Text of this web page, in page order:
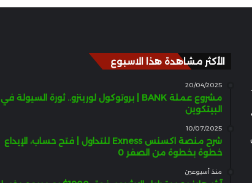
الأكثر مشاهدة هذا الاسبوع
20/04/2025
مشروع عملة BANK | بروتوكول لورينزو.. ثورة السيولة في
البيتكوين
10/07/2025
شرح منصة اكسنس Exness للتداول | فتح حساب، الإيداع
خطوة بخطوة من الصفر 0
منذ أسبوعين